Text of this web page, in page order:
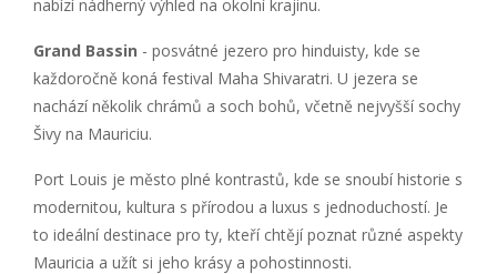
nabízí nádherný výhled na okolní krajinu.
Grand Bassin - posvátné jezero pro hinduisty, kde se
každoročně koná festival Maha Shivaratri. U jezera se
nachází několik chrámů a soch bohů, včetně nejvyšší sochy
Šivy na Mauriciu.
Port Louis je město plné kontrastů, kde se snoubí historie s
modernitou, kultura s přírodou a luxus s jednoduchostí. Je
to ideální destinace pro ty, kteří chtějí poznat různé aspekty
Mauricia a užít si jeho krásy a pohostinnosti.